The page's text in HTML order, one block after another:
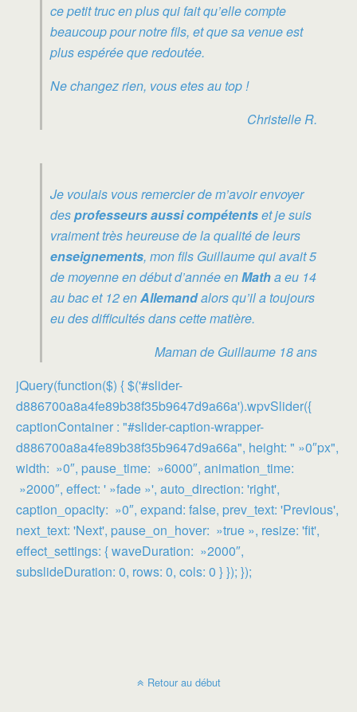
ce petit truc en plus qui fait qu’elle compte
beaucoup pour notre fils, et que sa venue est
plus espérée que redoutée.
Ne changez rien, vous etes au top !
Christelle R.
Je voulais vous remercier de m’avoir envoyer
desprofesseurs aussi compétentset je suis
vraiment très heureuse de la qualité de leurs
enseignements, mon fils Guillaume qui avait 5
de moyenne en début d’année enMatha eu 14
au bac et 12 enAllemandalors qu’il a toujours
eu des difficultés dans cette matière.
Maman de Guillaume 18 ans
jQuery(function($) { $('#slider-
d886700a8a4fe89b38f35b9647d9a66a').wpvSlider({
captionContainer : "#slider-caption-wrapper-
d886700a8a4fe89b38f35b9647d9a66a", height: " »0″px",
width: »0″, pause_time: »6000″, animation_time:
»2000″, effect: ' »fade »', auto_direction: 'right',
caption_opacity: »0″, expand: false, prev_text: 'Previous',
next_text: 'Next', pause_on_hover: »true », resize: 'fit',
effect_settings: { waveDuration: »2000″,
subslideDuration: 0, rows: 0, cols: 0 } }); });
Retour au début